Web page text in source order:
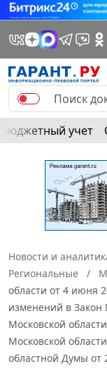
Бюджетный учет
Новости и
Региональные
области от 4 июня
изменений в Закон
Московской
Московской
областной Думы от